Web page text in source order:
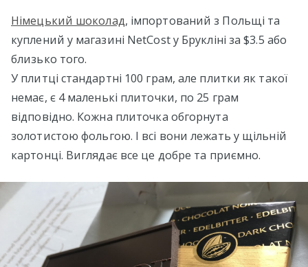
Німецький шоколад, імпортований з Польщі та
куплений у магазині NetCost у Брукліні за $3.5 або
близько того.
У плитці стандартні 100 грам, але плитки як такої
немає, є 4 маленькі плиточки, по 25 грам
відповідно. Кожна плиточка обгорнута
золотистою фольгою. І всі вони лежать у щільній
картонці. Виглядає все це добре та приємно.